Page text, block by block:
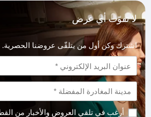
لا تفوّت أي عرض
اشترك وكن أول من يتلقّى عروضنا الحصرية.
أرغب في تلقي العروض والأخبار من